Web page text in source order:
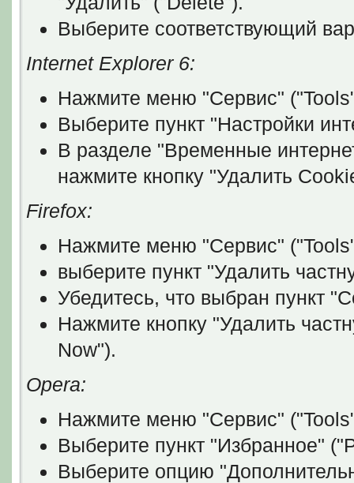
Выберите соответствующий
Internet Explorer 6:
Нажмите меню "Сервис"
Выберите пункт "Настройки
В разделе "Временные
нажмите кнопку "Удалить
Firefox:
Нажмите меню "Сервис"
выберите пункт "Удалить
Убедитесь, что выбран пункт
Нажмите кнопку "Удалить
Now").
Opera:
Нажмите меню "Сервис"
Выберите пункт "Избранное"
Выберите опцию